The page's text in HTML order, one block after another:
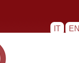
IT EN